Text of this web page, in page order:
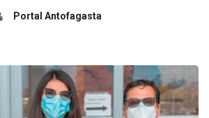
Portal Antofagasta